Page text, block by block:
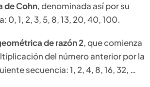
de Cohn, denominada así por su
0, 1, 2, 3, 5, 8, 13, 20, 40, 100.
de razón 2, que comienza
del número anterior por la
secuencia: 1, 2, 4, 8, 16, 32, …